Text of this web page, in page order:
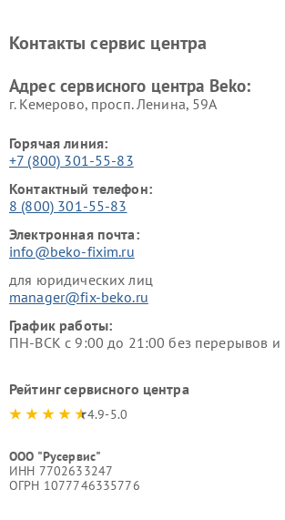
Ремонт холодильников Beko Ремонт
Контакты сервис центра
Адрес сервисного центра Beko:
г. Кемерово, просп. Ленина, 59А
Горячая линия:
+7 (800) 301-55-83
Контактный телефон:
8 (800) 301-55-83
Электронная почта:
info@beko-fixim.ru
для юридических лиц
manager@fix-beko.ru
График работы:
ПН-ВСК с 9:00 до 21:00 без перерывов
Рейтинг сервисного центра
4.9-5.0
ООО "Русервис"
ИНН 7702633247
ОГРН 1077746335776